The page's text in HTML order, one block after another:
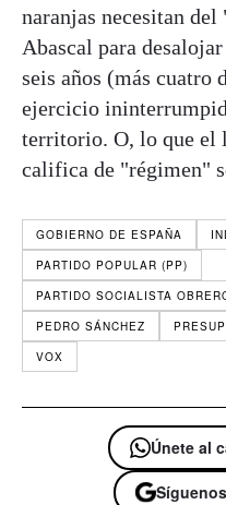
naranjas necesitan
Abascal para
seis años (más cuatro
ejercicio
territorio. O, lo que el
califica de "régimen"
GOBIERNO DE ESPAÑA
PARTIDO POPULAR (PP)
PARTIDO SOCIALISTA
PEDRO SÁNCHEZ
VOX
Únete al